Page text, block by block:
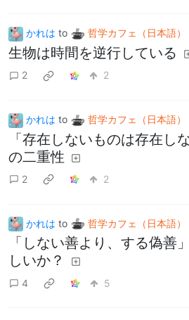
かれは to 哲学カフェ（日本語）
生物は時間を逆行している
2 2
かれは to 哲学カフェ（日本語）
「存在しないものは存在しな
の二重性
2 2
かれは to 哲学カフェ（日本語）
「しない善より、する偽善
しいか？
4 5